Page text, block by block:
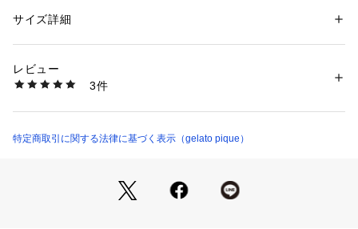
ラフルな生地に柄プリントを入れたSサイズの巾着は、コップ
すさが向上しました。ワンポイントでブランドロゴの刺繍入
り。色はいちご柄のオフホワイト、ベア柄のベージュ、リボン
けます。
またパソコン・スマートフォンなどの環境により、若干製品と
性別：キッズ・ベビー
素材：本体:ポリエステル100%
商品番号：
PKGB269043 （ショップ）
サイズ詳細
レビュー
3件
特定商取引に関する法律に基づく表示（gelato pique）